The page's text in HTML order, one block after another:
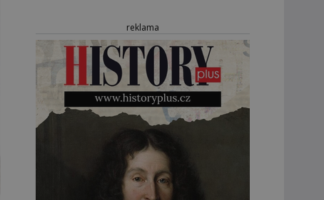
reklama